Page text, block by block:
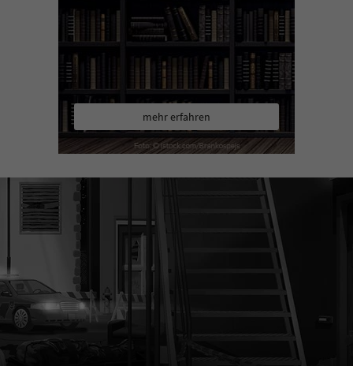
mehr erfahren